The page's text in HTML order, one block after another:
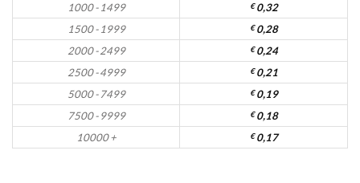
1000 - 1499
€0,32
1500 - 1999
€0,28
2000 - 2499
€0,24
2500 - 4999
€0,21
5000 - 7499
€0,19
7500 - 9999
€0,18
10000 +
€0,17